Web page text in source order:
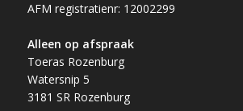
AFM registratienr: 12002299
Alleen op afspraak
Toeras Rozenburg
Watersnip 5
3181 SR Rozenburg